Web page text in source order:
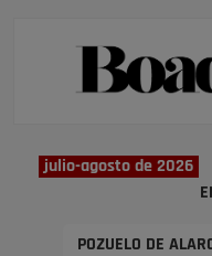
julio-agosto de 2026
POZUELO DE